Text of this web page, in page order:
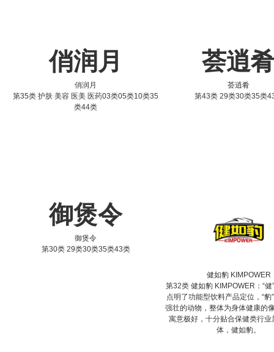
俏润月
俏润月
第35类 护肤 美容 医美 医药03类05类10类35
类44类
荟逍
荟逍肴
第43类 29类30类35类
御煲令
御煲令
第30类 29类30类35类43类
健如豹 KIMPOWER
第32类 健如豹 KIMPOWER：“健
点明了功能型饮料产品定位，“豹
强壮的动物，整体为身体健康的
寓意极好，十分贴合保健类行业
体，健如豹。